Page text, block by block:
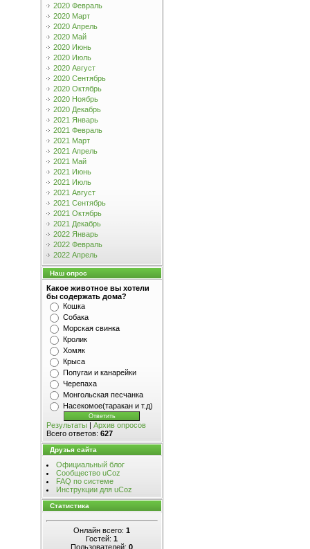
2020 Февраль
2020 Март
2020 Апрель
2020 Май
2020 Июнь
2020 Июль
2020 Август
2020 Сентябрь
2020 Октябрь
2020 Ноябрь
2020 Декабрь
2021 Январь
2021 Февраль
2021 Март
2021 Апрель
2021 Май
2021 Июнь
2021 Июль
2021 Август
2021 Сентябрь
2021 Октябрь
2021 Декабрь
2022 Январь
2022 Февраль
2022 Апрель
Наш опрос
Какое животное вы хотели
бы содержать дома?
Кошка
Собака
Морская свинка
Кролик
Хомяк
Крыса
Попугаи и канарейки
Черепаха
Монгольская песчанка
Насекомое(таракан и т.д)
Результаты| Архив опросов
Всего ответов: 627
Друзья сайта
Официальный блог
Сообщество uCoz
FAQ по системе
Инструкции для uCoz
Статистика
Онлайн всего: 1
Гостей: 1
Пользователей: 0